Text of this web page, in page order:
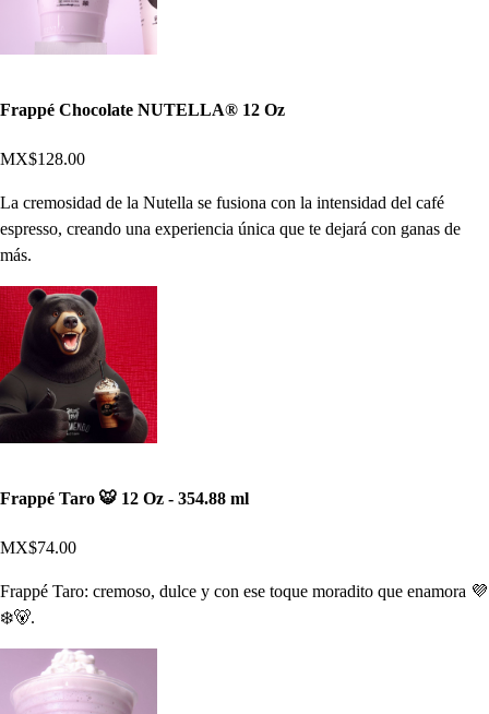
Frappé Chocolate NUTELLA®️ 12 Oz
MX$128.00
La cremosidad de la Nutella se fusiona con la intensidad del café
espresso, creando una experiencia única que te dejará con ganas de
más.
Frappé Taro 🐯 12 Oz - 354.88 ml
MX$74.00
Frappé Taro: cremoso, dulce y con ese toque moradito que enamora 💜
❄️🐻.